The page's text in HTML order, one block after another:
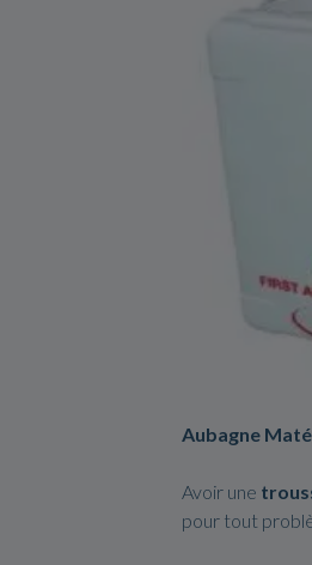
Aubagne
Avoir une
pour tout